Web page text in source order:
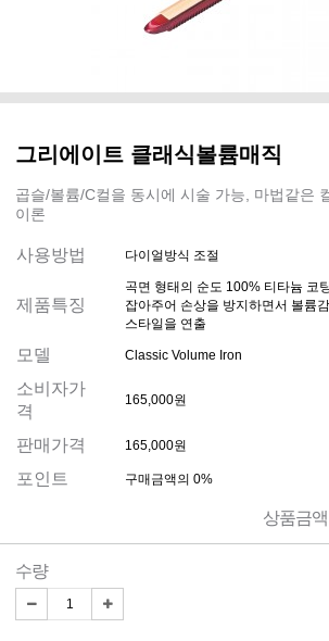
그리에이트 클래식볼륨매직
곱슬/볼륨/C컬을 동시에 시술 가능, 마법같은
이론
사용방법 다이얼방식 조절
제품특징
곡면 형태의 순도 100% 티타늄 코
잡아주어 손상을 방지하면서 볼륨
스타일을 연출
모델 Classic Volume Iron
소비자가
격
165,000원
판매가격 165,000원
포인트 구매금액의 0%
상품금액
수량